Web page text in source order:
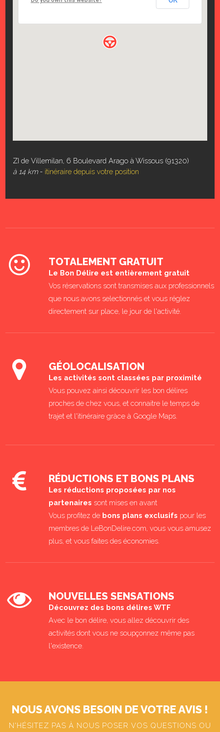
ZI de Villemilan, 6 Boulevard Arago à Wissous (91320)
à 14 km- itinéraire depuis votre position
TOTALEMENT GRATUIT
Le Bon Délire est entièrement gratuit
Vos réservations sont transmises aux professionnels
que nous avons selectionnés et vous réglez
directement sur place, le jour de l'activité.
GÉOLOCALISATION
Les activités sont classées par proximité
Vous pouvez ainsi découvrir les bon délires
proches de chez vous, et connaitre le temps de
trajet et l'itinéraire gràce à Google Maps.
RÉDUCTIONS ET BONS PLANS
Les réductions proposées par nos
partenaires sont mises en avant
Vous profitez de bons plans exclusifs pour les
membres de LeBonDelire.com, vous vous amusez
plus, et vous faites des économies.
NOUVELLES SENSATIONS
Découvrez des bons délires WTF
Avec le bon délire, vous allez découvrir des
activités dont vous ne soupçonnez même pas
l'existence.
NOUS AVONS BESOIN DE VOTRE AVIS !
N'HÉSITEZ PAS À NOUS POSER VOS QUESTIONS OU